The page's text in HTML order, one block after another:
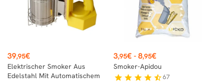
Preis
39,95€
Elektrischer Smoker Aus
Edelstahl Mit Automatischem
Preis
3,95€ - 8,95€
Smoker-Apidou
star star star star star_half67